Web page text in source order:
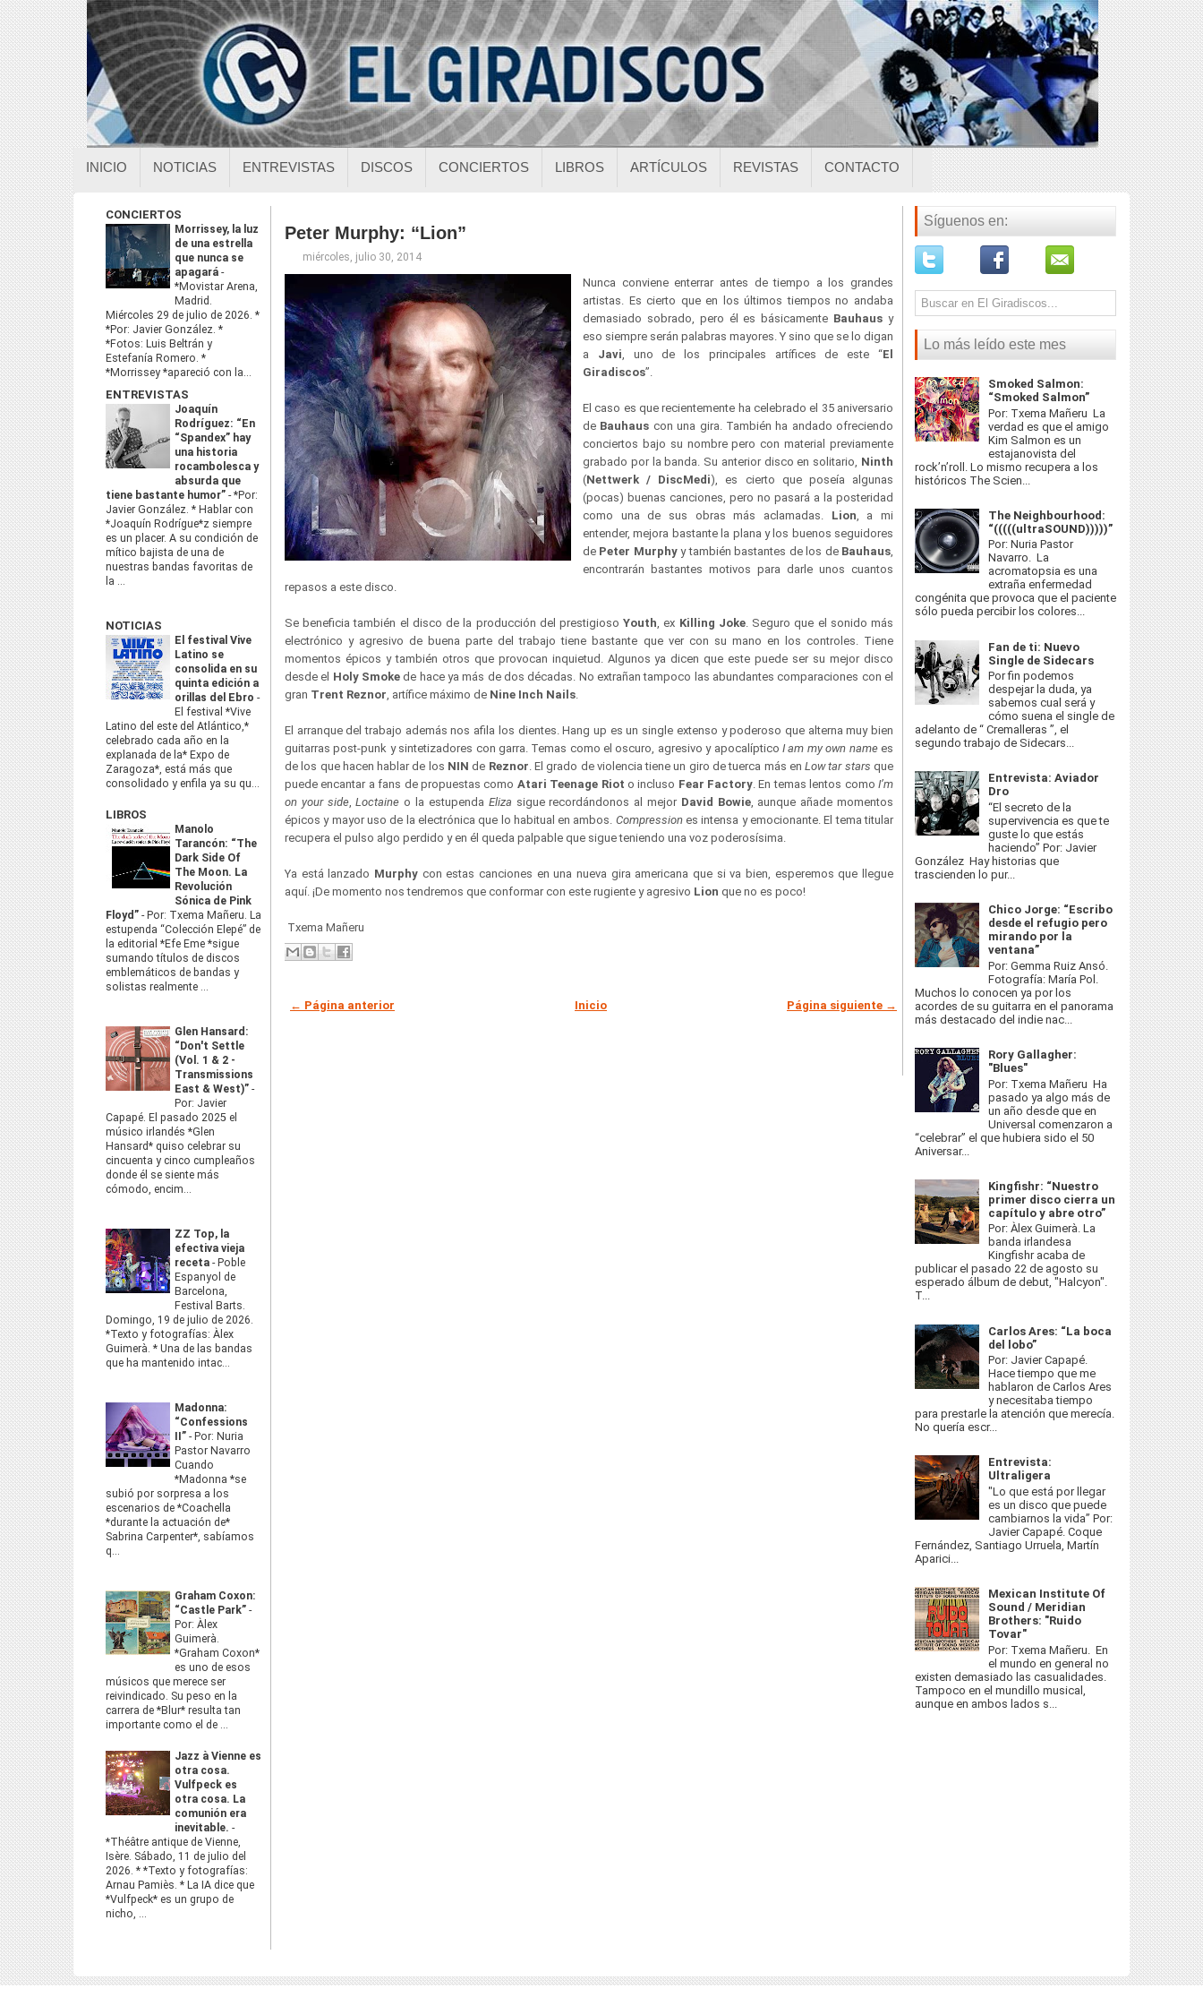
INICIO NOTICIAS ENTREVISTAS DISCOS CONCIERTOS LIBROS ARTÍCULOS REVISTAS CONTACTO
CONCIERTOS
Morrissey, la luz
de una estrella
que nunca se
apagará -
*Movistar Arena,
Madrid.
Miércoles 29 de julio de 2026. *
*Por: Javier González. *
*Fotos: Luis Beltrán y
Estefanía Romero. *
*Morrissey *apareció con la...
ENTREVISTAS
Joaquín
Rodríguez: “En
“Spandex” hay
una historia
rocambolesca y
absurda que
tiene bastante humor” -*Por:
Javier González. * Hablar con
*Joaquín Rodrígue*z siempre
es un placer. A su condición de
mítico bajista de una de
nuestras bandas favoritas de
la ...
NOTICIAS
El festival Vive
Latino se
consolida en su
quinta edición a
orillas del Ebro -
El festival *Vive
Latino del este del Atlántico,*
celebrado cada año en la
explanada de la* Expo de
Zaragoza*, está más que
consolidado y enfila ya su qu...
LIBROS
Manolo
Tarancón: “The
Dark Side Of
The Moon. La
Revolución
Sónica de Pink
Floyd” - Por: Txema Mañeru. La
estupenda “Colección Elepé” de
la editorial *Efe Eme *sigue
sumando títulos de discos
emblemáticos de bandas y
solistas realmente ...
Glen Hansard:
“Don't Settle
(Vol. 1 & 2 -
Transmissions
East & West)” -
Por: Javier
Capapé. El pasado 2025 el
músico irlandés *Glen
Hansard* quiso celebrar su
cincuenta y cinco cumpleaños
donde él se siente más
cómodo, encim...
ZZ Top, la
efectiva vieja
receta - Poble
Espanyol de
Barcelona,
Festival Barts.
Domingo, 19 de julio de 2026.
*Texto y fotografías: Àlex
Guimerà. * Una de las bandas
que ha mantenido intac...
Madonna:
“Confessions
II” - Por: Nuria
Pastor Navarro
Cuando
*Madonna *se
subió por sorpresa a los
escenarios de *Coachella
*durante la actuación de*
Sabrina Carpenter*, sabíamos
q...
Graham Coxon:
“Castle Park” -
Por: Àlex
Guimerà.
*Graham Coxon*
es uno de esos
músicos que merece ser
reivindicado. Su peso en la
carrera de *Blur* resulta tan
importante como el de ...
Jazz à Vienne es
otra cosa.
Vulfpeck es
otra cosa. La
comunión era
inevitable. -
*Théâtre antique de Vienne,
Isère. Sábado, 11 de julio del
2026. * *Texto y fotografías:
Arnau Pamiès. * La IA dice que
*Vulfpeck* es un grupo de
nicho, ...
Peter Murphy: “Lion”
miércoles, julio 30, 2014
Nunca conviene enterrar antes de tiempo a los grandes
artistas. Es cierto que en los últimos tiempos no andaba
demasiado sobrado, pero él es básicamente Bauhausy
eso siempre serán palabras mayores. Y sino que se lo digan
a Javi, uno de los principales artífices de este “El
Giradiscos”.
El caso es que recientemente ha celebrado el 35 aniversario
de Bauhaus con una gira. También ha andado ofreciendo
conciertos bajo su nombre pero con material previamente
grabado por la banda. Su anterior disco en solitario, Ninth
(Nettwerk / DiscMedi), es cierto que poseía algunas
(pocas) buenas canciones, pero no pasará a la posteridad
como una de sus obras más aclamadas. Lion, a mi
entender, mejora bastante la plana y los buenos seguidores
de Peter Murphyy también bastantes de los de Bauhaus,
encontrarán bastantes motivos para darle unos cuantos
repasos a este disco.
Se beneficia también el disco de la producción del prestigiosoYouth, ex Killing Joke. Seguro que el sonido más
electrónico y agresivo de buena parte del trabajo tiene bastante que ver con su mano en los controles. Tiene
momentos épicos y también otros que provocan inquietud. Algunos ya dicen que este puede ser su mejor disco
desde el Holy Smoke de hace ya más de dos décadas. No extrañan tampoco las abundantes comparaciones con el
gran Trent Reznor, artífice máximo de Nine Inch Nails.
El arranque del trabajo además nos afila los dientes. Hang up es un single extenso y poderoso que alterna muy bien
guitarras post-punk y sintetizadores con garra. Temas como el oscuro, agresivo y apocalípticoI am my own namees
de los que hacen hablar de los NINde Reznor. El grado de violencia tiene un giro de tuerca más enLow tar stars que
puede encantar a fans de propuestas como Atari Teenage Riot o incluso Fear Factory. En temas lentos comoI’m
on your side,Loctaine o la estupenda Eliza sigue recordándonos al mejor David Bowie, aunque añade momentos
épicos y mayor uso de la electrónica que lo habitual en ambos. Compressiones intensa y emocionante. El tema titular
recupera el pulso algo perdido y en él queda palpable que sigue teniendo una voz poderosísima.
Ya está lanzado Murphy con estas canciones en una nueva gira americana que si va bien, esperemos que llegue
aquí. ¡De momento nos tendremos que conformar con este rugiente y agresivo Lion que no es poco!
Txema Mañeru
← Página anterior Página siguiente →
Inicio
Síguenos en:
Lo más leído este mes
Smoked Salmon:
“Smoked Salmon”
Por: Txema Mañeru La
verdad es que el amigo
Kim Salmon es un
estajanovista del
rock’n’roll. Lo mismo recupera a los
históricos The Scien...
The Neighbourhood:
“(((((ultraSOUND)))))”
Por: Nuria Pastor
Navarro. La
acromatopsia es una
extraña enfermedad
congénita que provoca que el paciente
sólo pueda percibir los colores...
Fan de ti: Nuevo
Single de Sidecars
Por fin podemos
despejar la duda, ya
sabemos cual será y
cómo suena el single de
adelanto de “ Cremalleras ”, el
segundo trabajo de Sidecars...
Entrevista: Aviador
Dro
“El secreto de la
supervivencia es que te
guste lo que estás
haciendo” Por: Javier
González Hay historias que
trascienden lo pur...
Chico Jorge: “Escribo
desde el refugio pero
mirando por la
ventana”
Por: Gemma Ruiz Ansó.
Fotografía: María Pol.
Muchos lo conocen ya por los
acordes de su guitarra en el panorama
más destacado del indie nac...
Rory Gallagher:
"Blues"
Por: Txema Mañeru Ha
pasado ya algo más de
un año desde que en
Universal comenzaron a
“celebrar” el que hubiera sido el 50
Aniversar...
Kingfishr: “Nuestro
primer disco cierra un
capítulo y abre otro”
Por: Àlex Guimerà. La
banda irlandesa
Kingfishr acaba de
publicar el pasado 22 de agosto su
esperado álbum de debut, "Halcyon".
T...
Carlos Ares: “La boca
del lobo”
Por: Javier Capapé.
Hace tiempo que me
hablaron de Carlos Ares
y necesitaba tiempo
para prestarle la atención que merecía.
No quería escr...
Entrevista:
Ultraligera
"Lo que está por llegar
es un disco que puede
cambiarnos la vida” Por:
Javier Capapé. Coque
Fernández, Santiago Urruela, Martín
Aparici...
Mexican Institute Of
Sound / Meridian
Brothers: "Ruido
Tovar"
Por: Txema Mañeru. En
el mundo en general no
existen demasiado las casualidades.
Tampoco en el mundillo musical,
aunque en ambos lados s...